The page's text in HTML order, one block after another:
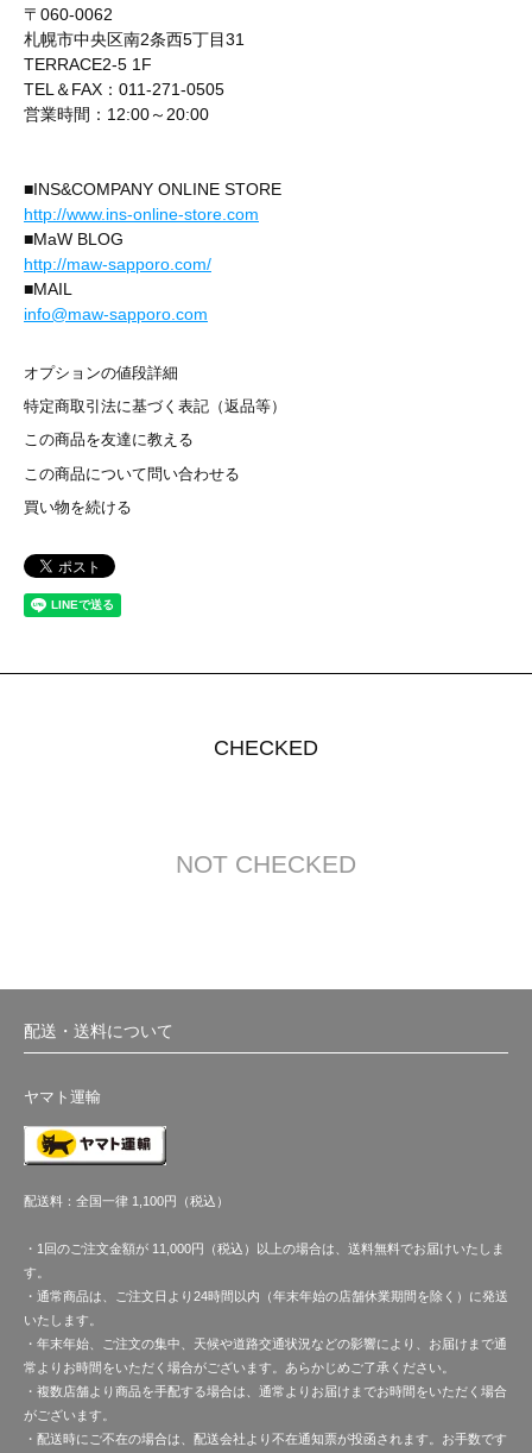
〒060-0062
札幌市中央区南2条西5丁目31
TERRACE2-5 1F
TEL＆FAX：011-271-0505
営業時間：12:00～20:00
■INS&COMPANY ONLINE STORE
http://www.ins-online-store.com
■MaW BLOG
http://maw-sapporo.com/
■MAIL
info@maw-sapporo.com
オプションの値段詳細
特定商取引法に基づく表記（返品等）
この商品を友達に教える
この商品について問い合わせる
買い物を続ける
CHECKED
NOT CHECKED
配送・送料について
ヤマト運輸
配送料：全国一律 1,100円（税込）
・1回のご注文金額が 11,000円（税込）以上の場合は、送料無料でお届けいたしま
す。
・通常商品は、ご注文日より24時間以内（年末年始の店舗休業期間を除く）に発送
いたします。
・年末年始、ご注文の集中、天候や道路交通状況などの影響により、お届けまで通
常よりお時間をいただく場合がございます。あらかじめご了承ください。
・複数店舗より商品を手配する場合は、通常よりお届けまでお時間をいただく場合
がございます。
・配送時にご不在の場合は、配送会社より不在通知票が投函されます。お手数です